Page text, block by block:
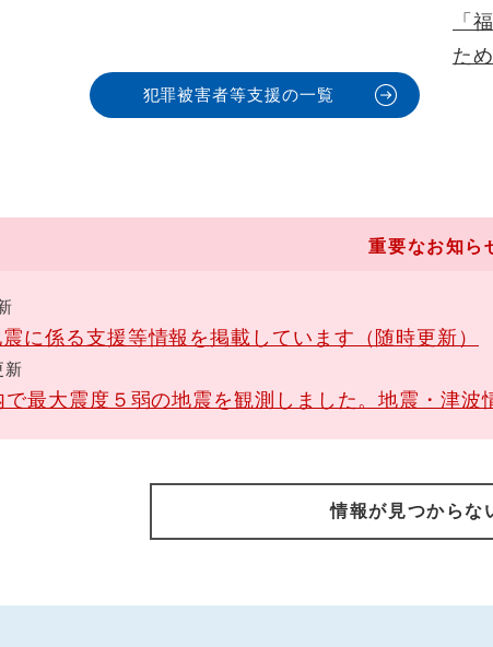
犯罪被害者等支援の一覧
「
た
重要なお知ら
に係る支援等情報を掲載しています（随時更新）
新
最大震度５弱の地震を観測しました。地震・津波
情報が見つからな